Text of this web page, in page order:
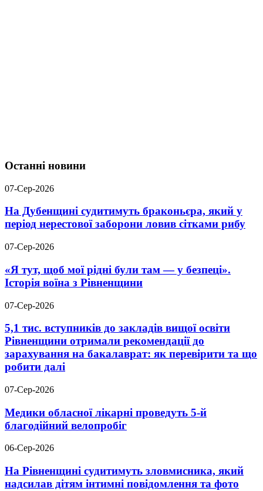
Останні новини
07-Сер-2026
На Дубенщині судитимуть браконьєра, який у
період нерестової заборони ловив сітками рибу
07-Сер-2026
«Я тут, щоб мої рідні були там — у безпеці».
Історія воїна з Рівненщини
07-Сер-2026
5,1 тис. вступників до закладів вищої освіти
Рівненщини отримали рекомендації до
зарахування на бакалаврат: як перевірити та що
робити далі
07-Сер-2026
Медики обласної лікарні проведуть 5-й
благодійний велопробіг
06-Сер-2026
На Рівненщині судитимуть зловмисника, який
надсилав дітям інтимні повідомлення та фото